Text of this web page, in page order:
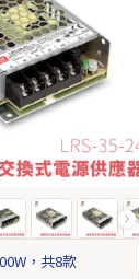
，共8款